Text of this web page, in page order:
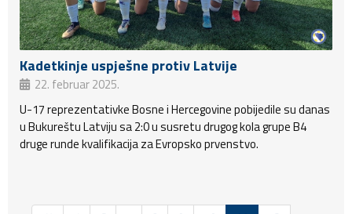
Kadetkinje uspješne protiv Latvije
22. februar 2025.
U-17 reprezentativke Bosne i Hercegovine pobijedile su danas
u Bukureštu Latviju sa 2:0 u susretu drugog kola grupe B4
druge runde kvalifikacija za Evropsko prvenstvo.